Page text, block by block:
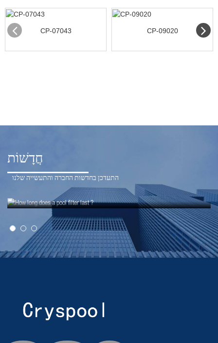
CP-07043 CP-09020
חֲדָשׁוֹת
התעדכן בחדשות החברה והתעשייה שלנו